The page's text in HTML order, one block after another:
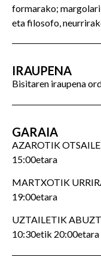
formarako;
eta filosofo,
IRAUPENA
Bisitaren iraupena
GARAIA
AZAROTIK
15:00etara
MARTXOTIK
19:00etara
UZTAILETIK
10:30etik 20:00etara